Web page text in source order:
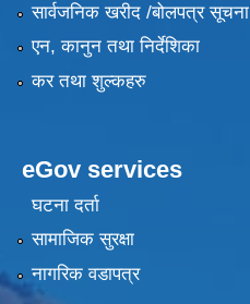
सार्वजनिक खरीद /बोलपत्र सूचना
एन, कानुन तथा निर्देशिका
कर तथा शुल्कहरु
eGov services
घटना दर्ता
सामाजिक सुरक्षा
नागरिक वडापत्र